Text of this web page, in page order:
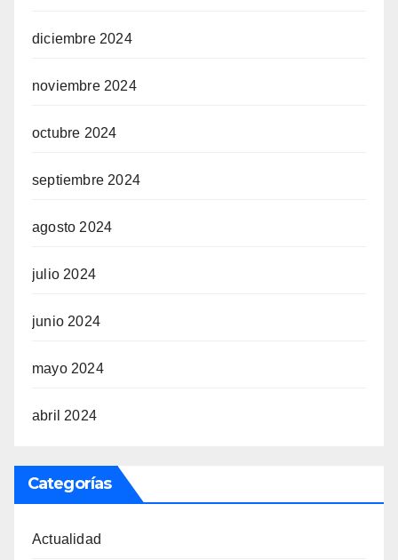
diciembre 2024
noviembre 2024
octubre 2024
septiembre 2024
agosto 2024
julio 2024
junio 2024
mayo 2024
abril 2024
Categorías
Actualidad